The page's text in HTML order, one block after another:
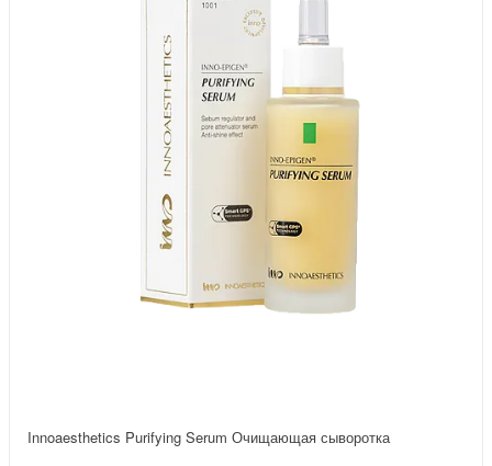
Innoaesthetics Purifying Serum Очищающая сыворотка